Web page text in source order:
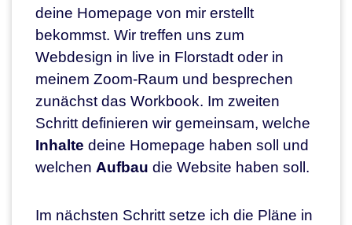
deine Homepage von mir erstellt
bekommst. Wir treffen uns zum
Webdesign in live in Florstadt oder in
meinem Zoom-Raum und besprechen
zunächst das Workbook. Im zweiten
Schritt definieren wir gemeinsam, welche
Inhalte deine Homepage haben soll und
welchen Aufbau die Website haben soll.
Im nächsten Schritt setze ich die Pläne in